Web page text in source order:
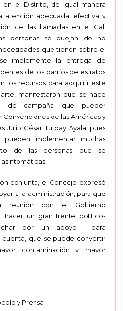
en el Distrito, de igual manera
atención adecuada, efectiva y
de las llamadas en el Call
personas se quejan de no
que tienen sobre el
se implemente la entrega de
de los barrios de estratos
los recursos para adquirir este
manifestaron que se hace
de campaña que pueder
de las Américas y
Julio César Turbay Ayala, pues
implementar muchas
de las personas que se
conjunta, el Concejo expresó
a la administración, para que
reunión con el Gobierno
hacer un gran frente político-
luchar por un apoyo para
cuenta, que se puede convertir
contaminación y mayor
y Prensa